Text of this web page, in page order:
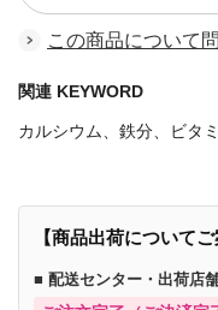
この商品について
関連 KEYWORD
カルシウム、鉄分、ビタ
【商品出荷についてご
■ 配送センター・出荷店